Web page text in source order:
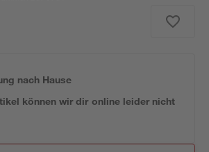
nach Hause
können wir dir online leider nicht